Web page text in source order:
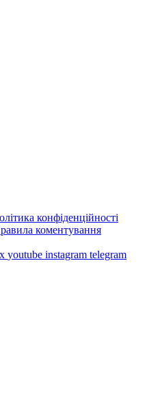
конфіденційності
коментування
x youtube instagram telegram